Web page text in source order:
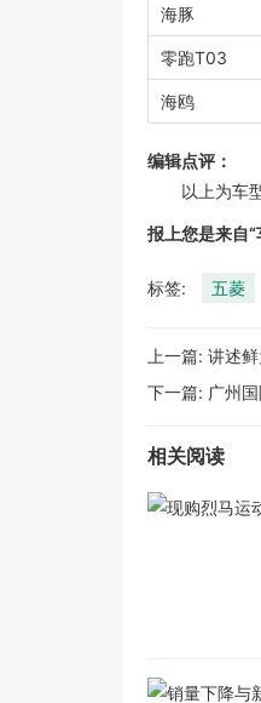
海豚
零跑T03
海鸥
编辑点评：
以上为车型
报上您是来自
标签: 五菱
上一篇: 讲述
下一篇: 广州
相关阅读